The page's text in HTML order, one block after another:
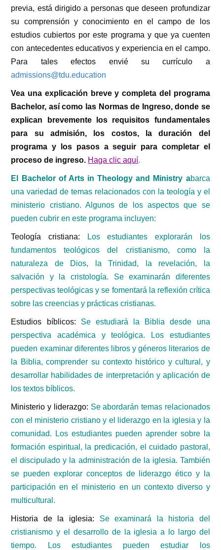
previa, está dirigido a personas que deseen profundizar
su comprensión y conocimiento en el campo de los
estudios cubiertos por este programa y que ya cuenten
con antecedentes educativos y experiencia en el campo.
Para tales efectos envié su currículo a
admissions@tdu.education
Vea una explicación breve y completa del programa
Bachelor, así como las Normas de Ingreso, donde se
explican brevemente los requisitos fundamentales
para su admisión, los costos, la duración del
programa y los pasos a seguir para completar el
proceso de ingreso. Haga clic aquí.
El Bachelor of Arts in Theology and Ministry abarca
una variedad de temas relacionados con la teología y el
ministerio cristiano. Algunos de los aspectos que se
pueden cubrir en este programa incluyen:
Teología cristiana: Los estudiantes explorarán los
fundamentos teológicos del cristianismo, como la
naturaleza de Dios, la Trinidad, la revelación, la
salvación y la cristología. Se examinarán diferentes
perspectivas teológicas y se fomentará la reflexión crítica
sobre las creencias y prácticas cristianas.
Estudios bíblicos: Se estudiará la Biblia desde una
perspectiva académica y teológica. Los estudiantes
pueden examinar diferentes libros y géneros literarios de
la Biblia, comprender su contexto histórico y cultural, y
desarrollar habilidades de interpretación y aplicación de
los textos bíblicos.
Ministerio y liderazgo: Se abordarán temas relacionados
con el ministerio cristiano y el liderazgo en la iglesia y la
comunidad. Los estudiantes pueden aprender sobre la
formación espiritual, la predicación, el cuidado pastoral,
el discipulado y la administración de la iglesia. También
se pueden explorar conceptos de liderazgo ético y la
participación en el ministerio en un contexto diverso y
multicultural.
Historia de la iglesia: Se examinará la historia del
cristianismo y el desarrollo de la iglesia a lo largo del
tiempo. Los estudiantes pueden estudiar los